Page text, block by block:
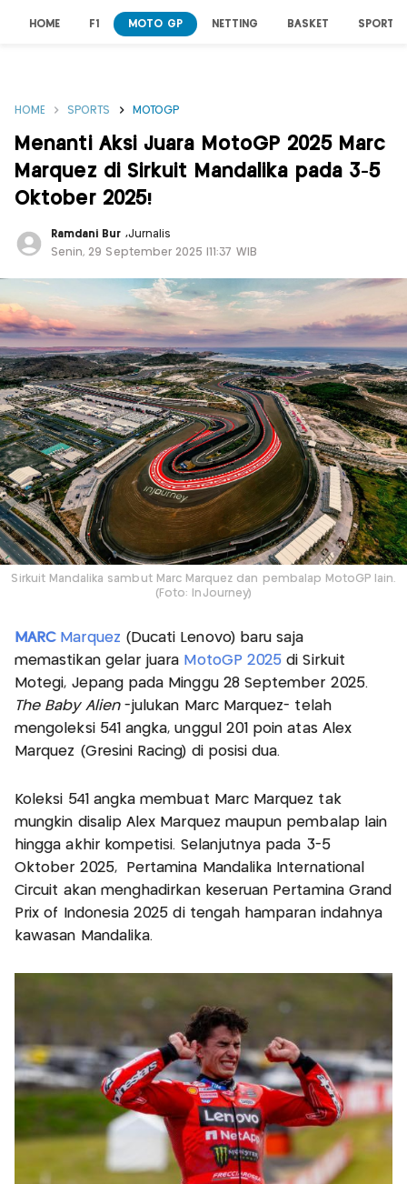
HOME F1 MOTO GP NETTING BASKET SPORT
HOME SPORTS MOTOGP
Menanti Aksi Juara MotoGP 2025 Marc
Marquez di Sirkuit Mandalika pada 3-5
Oktober 2025!
Ramdani Bur ,Jurnalis
Senin, 29 September 2025 |11:37 WIB
Sirkuit Mandalika sambut Marc Marquez dan pembalap MotoGP lain.
(Foto: InJourney)
MARCMarquez (Ducati Lenovo) baru saja
memastikan gelar juara MotoGP 2025di Sirkuit
Motegi, Jepang pada Minggu 28 September 2025.
The Baby Alien -julukan Marc Marquez- telah
mengoleksi 541 angka, unggul 201 poin atas Alex
Marquez (Gresini Racing) di posisi dua.
Koleksi 541 angka membuat Marc Marquez tak
mungkin disalip Alex Marquez maupun pembalap lain
hingga akhir kompetisi. Selanjutnya pada 3-5
Oktober 2025, Pertamina Mandalika International
Circuit akan menghadirkan keseruan Pertamina Grand
Prix of Indonesia 2025 di tengah hamparan indahnya
kawasan Mandalika.